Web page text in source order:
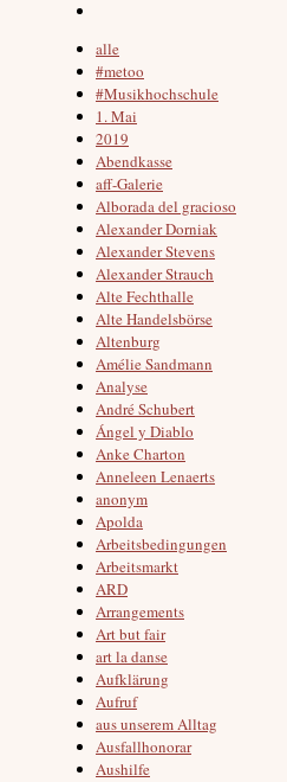
alle
#metoo
#Musikhochschule
1. Mai
2019
Abendkasse
aff-Galerie
Alborada del gracioso
Alexander Dorniak
Alexander Stevens
Alexander Strauch
Alte Fechthalle
Alte Handelsbörse
Altenburg
Amélie Sandmann
Analyse
André Schubert
Ángel y Diablo
Anke Charton
Anneleen Lenaerts
anonym
Apolda
Arbeitsbedingungen
Arbeitsmarkt
ARD
Arrangements
Art but fair
art la danse
Aufklärung
Aufruf
aus unserem Alltag
Ausfallhonorar
Aushilfe